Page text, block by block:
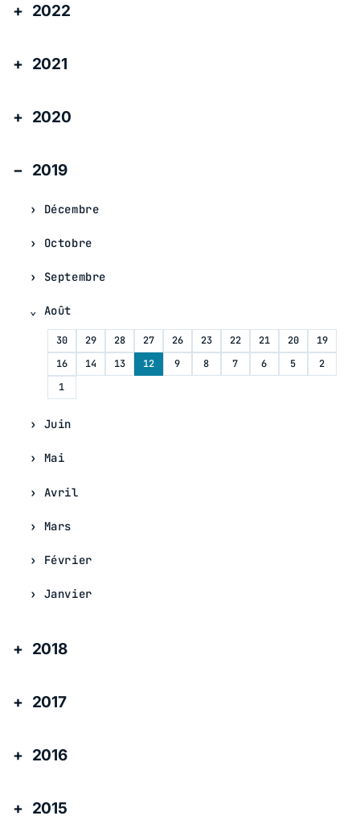
2022
2021
2020
2019
Décembre
Octobre
Septembre
Août
30 29 28 27 26 23 22 21 20
19
16
14 13 12 9 8 7 6 5
2
1
Juin
Mai
Avril
Mars
Février
Janvier
2018
2017
2016
2015